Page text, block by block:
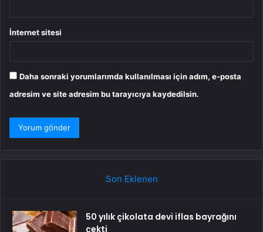
İnternet sitesi
Daha sonraki yorumlarımda kullanılması için adım, e-posta
adresim ve site adresim bu tarayıcıya kaydedilsin.
Son Eklenen
50 yılık çikolata devi iflas bayrağını
çekti